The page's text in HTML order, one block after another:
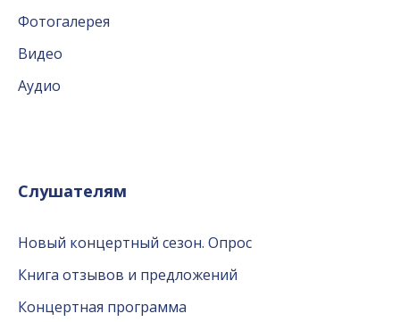
Фотогалерея
Видео
Аудио
Слушателям
Новый концертный сезон. Опрос
Книга отзывов и предложений
Концертная программа